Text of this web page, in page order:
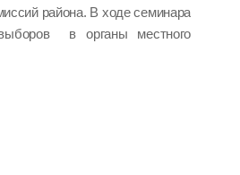
района. В ходе семинара
в органы местного